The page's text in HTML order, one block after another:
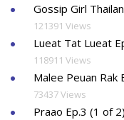
Gossip Girl
121391 Views
Lueat Tat Lueat
118911 Views
Malee Peuan
73437 Views
Praao Ep.3 (1 of